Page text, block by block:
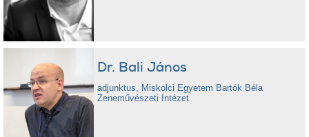
Dr. Bali János
adjunktus, Miskolci Egyetem Bartók Béla
Zeneművészeti Intézet